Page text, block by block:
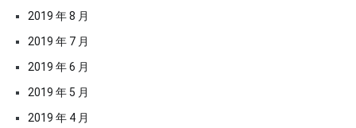
2019 年 8 月
2019 年 7 月
2019 年 6 月
2019 年 5 月
2019 年 4 月